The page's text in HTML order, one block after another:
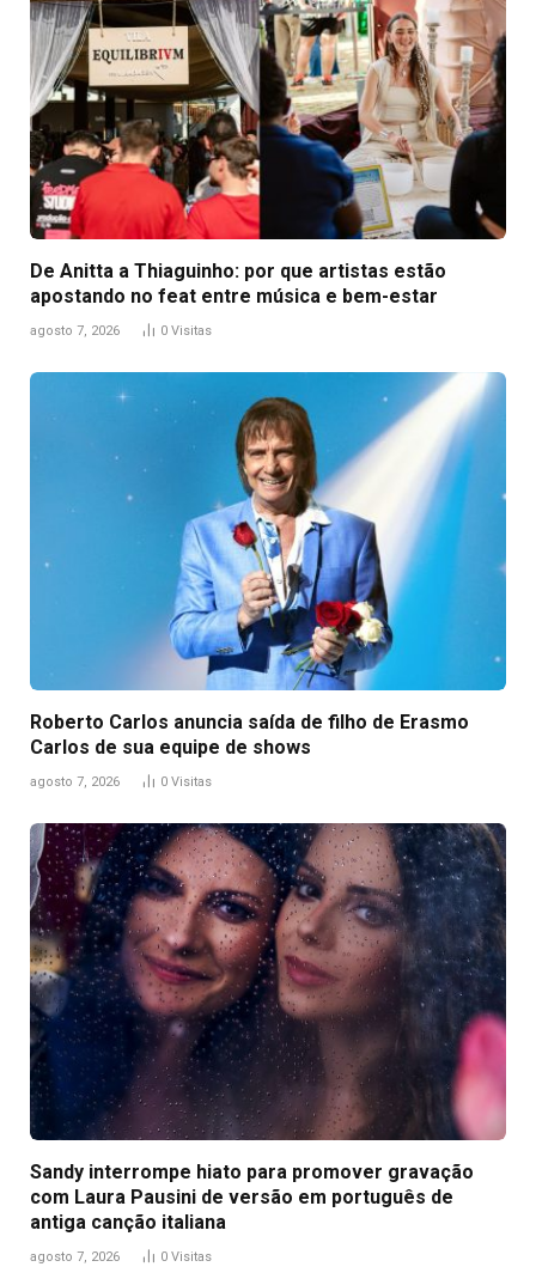
De Anitta a Thiaguinho: por que artistas estão
apostando no feat entre música e bem-estar
agosto 7, 2026 0 Visitas
Roberto Carlos anuncia saída de filho de Erasmo
Carlos de sua equipe de shows
agosto 7, 2026 0 Visitas
Sandy interrompe hiato para promover gravação
com Laura Pausini de versão em português de
antiga canção italiana
agosto 7, 2026 0 Visitas